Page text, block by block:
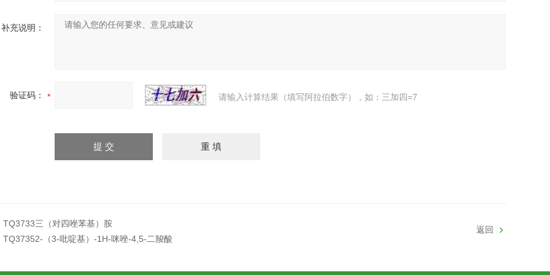
补充说明：
验证码： 请输入计算结果（填写阿拉伯数字），如：三加四=7
TQ3733三（对四唑苯基）胺
TQ37352-（3-吡啶基）-1H-咪唑-4,5-二羧酸
返回